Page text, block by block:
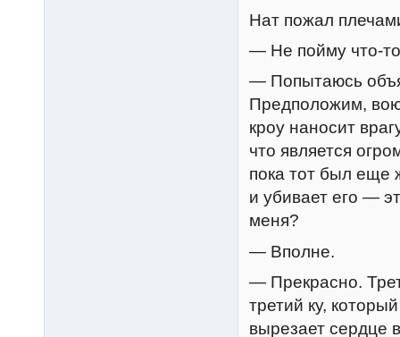
Нат пожал
— Не пойму что-
— Попытаюсь
Предположим,
кроу наносит
что является
пока тот был еще
и убивает его —
меня?
— Вполне.
— Прекрасно.
третий ку,
вырезает сердце